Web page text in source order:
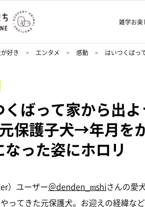
雑学お楽
好き エンタメ 感動 はいつくばっ
くばって家から出
保護子犬→年月を
なった姿にホロリ
）ユーザー＠denden_mshiさんの愛
ってきた元保護犬。お迎えの経緯な